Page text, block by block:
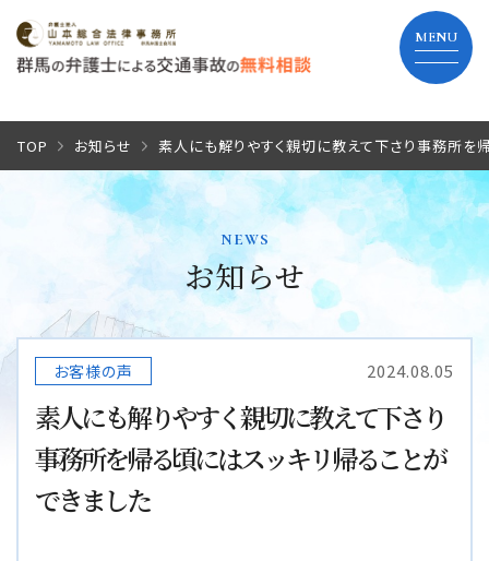
TOP
当事務所の特長
弁護士費用
事務所紹介
TOP お知らせ 素人にも解りやすく親切に教えて下さり事務所を
news
お知らせ
お客様の声 2024.08.05
素人にも解りやすく親切に教えて下さり
事務所を帰る頃にはスッキリ帰ることが
できました